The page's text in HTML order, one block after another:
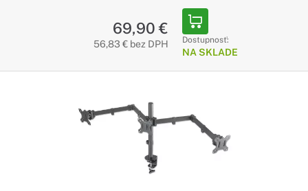
69,90 €
56,83 € bez DPH Dostupnosť:
NA SKLADE